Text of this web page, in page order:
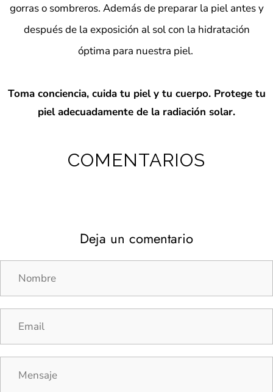
gorras o sombreros. Además de preparar la piel antes y
después de la exposición al sol con la hidratación
óptima para nuestra piel.
Toma conciencia, cuida tu piel y tu cuerpo. Protege tu
piel adecuadamente de la radiación solar.
COMENTARIOS
Deja un comentario